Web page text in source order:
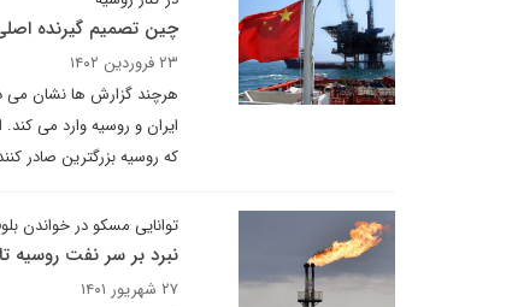
چین تصمیم گیرنده
۲۳ فروردین ۱۴۰۲
هرچند گزارش ها نشان می
ایران و روسیه وارد می
که روسیه بزرگترین صادر
توانایی مسکو در خواندن
نبرد بر سر نفت روسیه
۲۷ شهریور ۱۴۰۱